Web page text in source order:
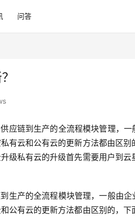
问答
应链到生产的全流程模块管理，
有云和公有云的更新方法都由区
级私有云的升级首先需要用户到
生产的全流程模块管理，一般由
公有云的更新方法都由区别的，